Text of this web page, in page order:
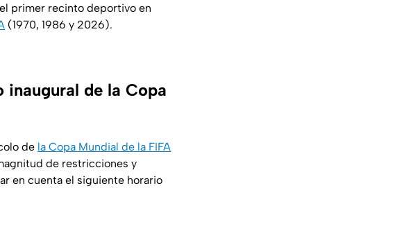
primer recinto deportivo en
(1970, 1986 y 2026).
de la Copa
de la Copa Mundial de la FIFA
de restricciones y
en cuenta el siguiente horario